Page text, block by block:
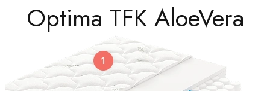
Optima TFK AloeVera